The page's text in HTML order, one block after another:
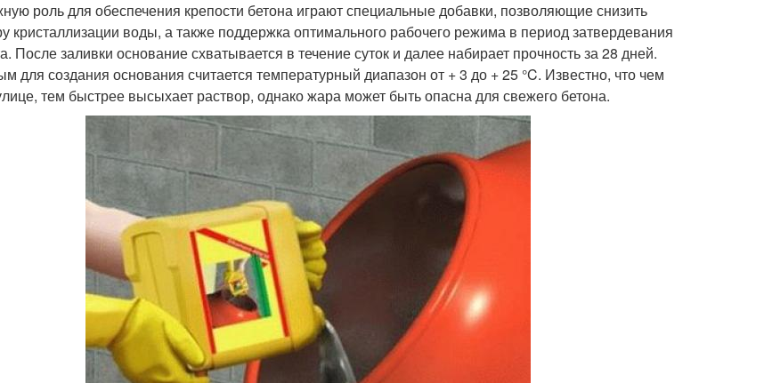
роль для обеспечения крепости бетона играют специальные добавки, позволяющие снизить
кристаллизации воды, а также поддержка оптимального рабочего режима в период затвердевания
После заливки основание схватывается в течение суток и далее набирает прочность за 28 дней.
для создания основания считается температурный диапазон от + 3 до + 25 °C. Известно, что чем
тем быстрее высыхает раствор, однако жара может быть опасна для свежего бетона.